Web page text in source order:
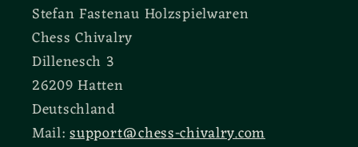
Stefan Fastenau Holzspielwaren
Chess Chivalry
Dillenesch 3
26209 Hatten
Deutschland
Mail:support@chess-chivalry.com